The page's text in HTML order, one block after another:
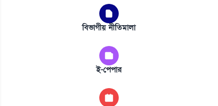
বিভাগীয় নীতিমালা
ই-পেপার